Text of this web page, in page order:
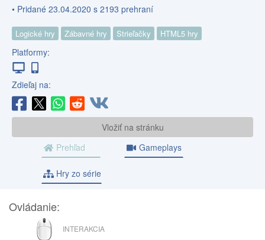
• Pridané 23.04.2020 s 2193 prehraní
Logické hry Zábavné hry Strieľačky HTML5 hry
Platformy:
Zdieľaj na:
Vložiť na stránku
Prehľad
Gameplays
Hry zo série
Ovládanie:
MYŠ
INTERAKCIA